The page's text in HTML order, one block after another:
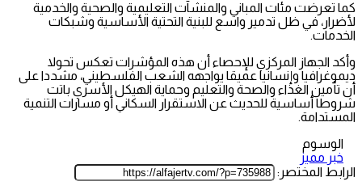
كما تعرضت مئات المباني والمنشآت التعليمية والصحية والخدمية
لأضرار، في ظل تدمير واسع للبنية التحتية الأساسية وشبكات
الخدمات.
وأكد الجهاز المركزي للإحصاء أن هذه المؤشرات تعكس تحولا
ديموغرافيا وإنسانيا عميقا يواجهه الشعب الفلسطيني، مشددا على
أن تأمين الغذاء والصحة والتعليم وحماية الهيكل الأسري باتت
شروطا أساسية للحديث عن الاستقرار السكاني أو مسارات التنمية
المستدامة.
الوسوم
خبر مميز
الرابط المختصر: